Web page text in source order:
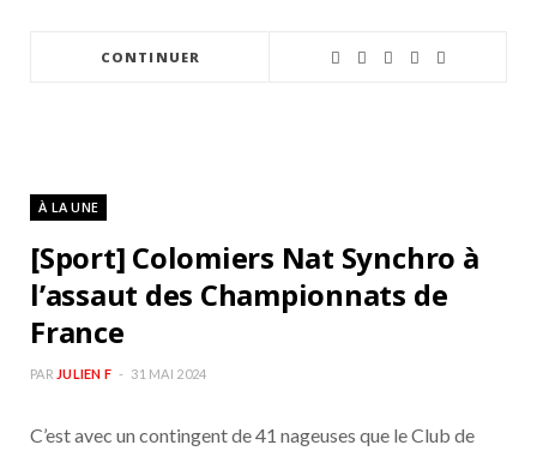
CONTINUER
À LA UNE
[Sport] Colomiers Nat Synchro à
l’assaut des Championnats de
France
PAR JULIEN F 31 MAI 2024
C’est avec un contingent de 41 nageuses que le Club de